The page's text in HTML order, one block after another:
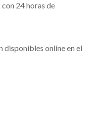
24 horas de
disponibles online en el